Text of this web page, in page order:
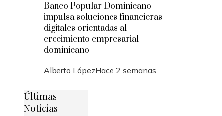
Banco Popular Dominicano
impulsa soluciones financieras
digitales orientadas al
crecimiento empresarial
dominicano
Alberto LópezHace 2 semanas
Últimas
Noticias